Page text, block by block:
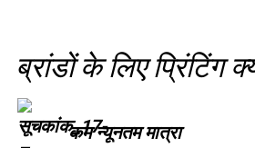
ब्रांडों के लिए प्रिंटिंग
कम न्यूनतम मात्रा